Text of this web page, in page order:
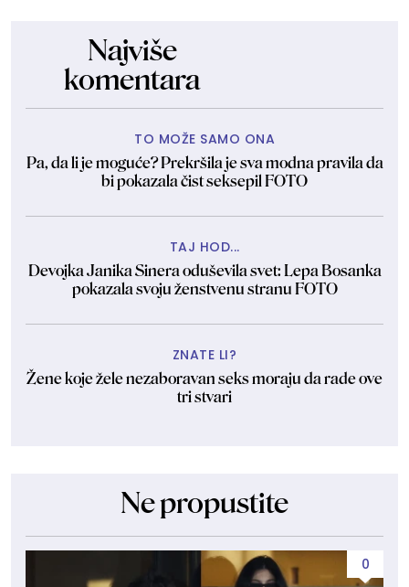
Najviše
komentara
TO MOŽE SAMO ONA
Pa, da li je moguće? Prekršila je sva modna pravila da
bi pokazala čist seksepil FOTO
TAJ HOD...
Devojka Janika Sinera oduševila svet: Lepa Bosanka
pokazala svoju ženstvenu stranu FOTO
ZNATE LI?
Žene koje žele nezaboravan seks moraju da rade ove
tri stvari
Ne propustite
0